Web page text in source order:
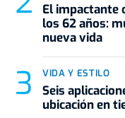
El impactante
los 62 años:
nueva vida
VIDA Y ESTILO
Seis
ubicación en